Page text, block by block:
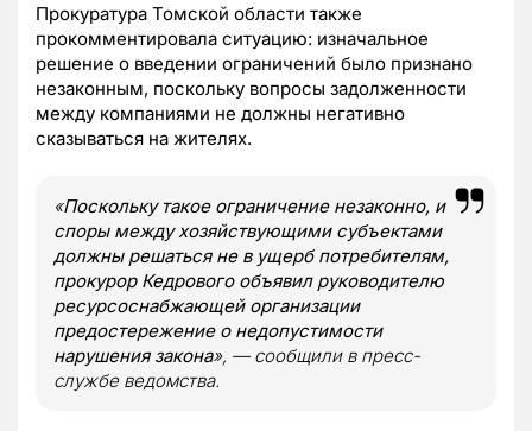
Прокуратура Томской области также
прокомментировала ситуацию: изначальное
решение о введении ограничений было признано
незаконным, поскольку вопросы задолженности
между компаниями не должны негативно
сказываться на жителях.
«Поскольку такое ограничение незаконно, и
споры между хозяйствующими субъектами
должны решаться не в ущерб потребителям,
прокурор Кедрового объявил руководителю
ресурсоснабжающей организации
предостережение о недопустимости
нарушения закона», — сообщили в пресс-
службе ведомства.